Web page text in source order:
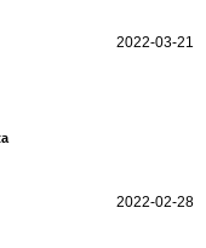
2022-03-21
2022-02-28